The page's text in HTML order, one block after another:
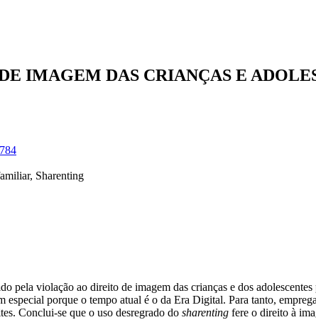
IMAGEM DAS CRIANÇAS E
Sharenting
pela violação ao direito de imagem das crianças e dos
porque o tempo atual é o da Era Digital. Para tanto,
Conclui-se que o uso desregrado do sharenting fere o direito à